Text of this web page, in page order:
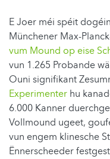
E Joer méi spéit
Münchener Max-
vum Mound op eise
vun 1.265 Probande
Ouni signifikant
Experimenter hu
6.000 Kanner
Vollmound ugeet,
vun engem klinesche
Ënnerscheeder